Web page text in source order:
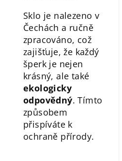
Sklo je nalezeno v
Čechách a ručně
zpracováno, což
zajišťuje, že každý
šperk je nejen
krásný, ale také
ekologicky
odpovědný. Tímto
způsobem
přispíváte k
ochraně přírody.